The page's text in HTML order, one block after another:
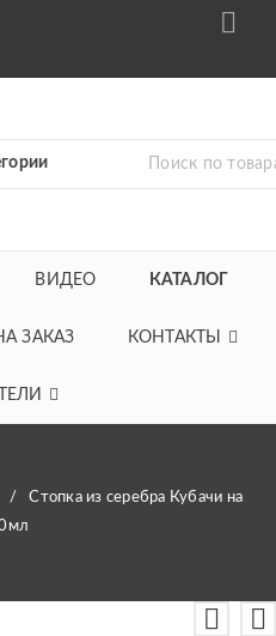
ВИДЕО КАТАЛОГ
ЗАКАЗ КОНТАКТЫ
/
Стопка из серебра Кубачи на